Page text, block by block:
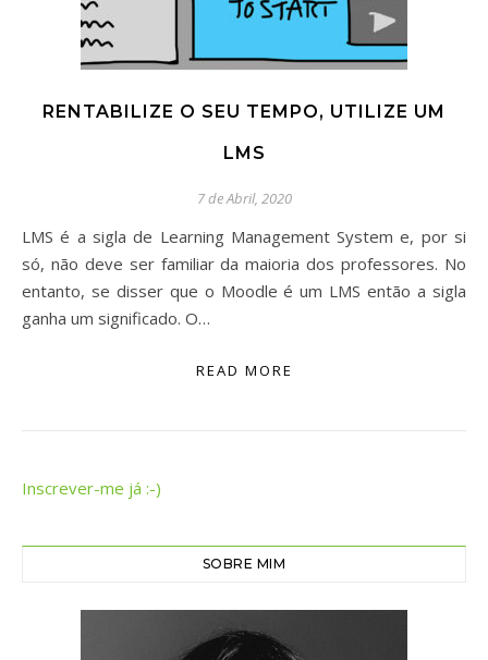
RENTABILIZE O SEU TEMPO, UTILIZE UM
LMS
7 de Abril, 2020
LMS é a sigla de Learning Management System e, por si
só, não deve ser familiar da maioria dos professores. No
entanto, se disser que o Moodle é um LMS então a sigla
ganha um significado. O…
READ MORE
Inscrever-me já :-)
SOBRE MIM